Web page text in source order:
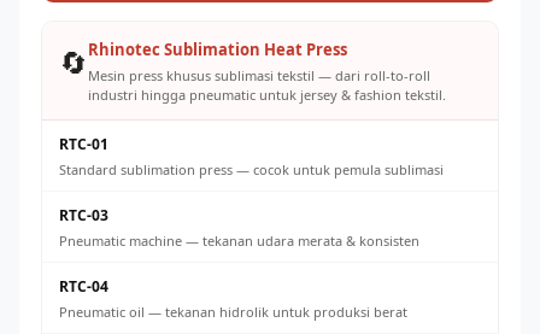
🔄 Rhinotec Sublimation Heat Press
Mesin press khusus sublimasi tekstil — dari roll-to-roll
industri hingga pneumatic untuk jersey & fashion tekstil.
RTC-01
Standard sublimation press — cocok untuk pemula sublimasi
RTC-03
Pneumatic machine — tekanan udara merata & konsisten
RTC-04
Pneumatic oil — tekanan hidrolik untuk produksi berat